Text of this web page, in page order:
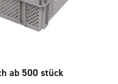
ab 500 stück